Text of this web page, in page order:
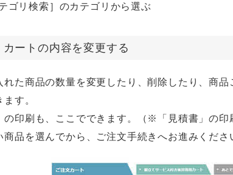
ゴリ検索］のカテゴリから選ぶ
ートの内容を変更する
れた商品の数量を変更したり、削除したり、商
す。
の印刷も、ここでできます。（※「見積書」の印
商品を選んでから、ご注文手続きへお進みくださ